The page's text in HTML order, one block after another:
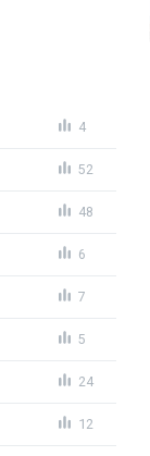
4
52
48
6
7
5
24
12